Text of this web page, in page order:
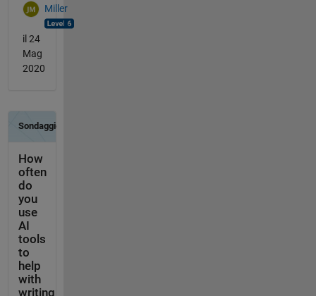
Miller
il 24
Mag
2020